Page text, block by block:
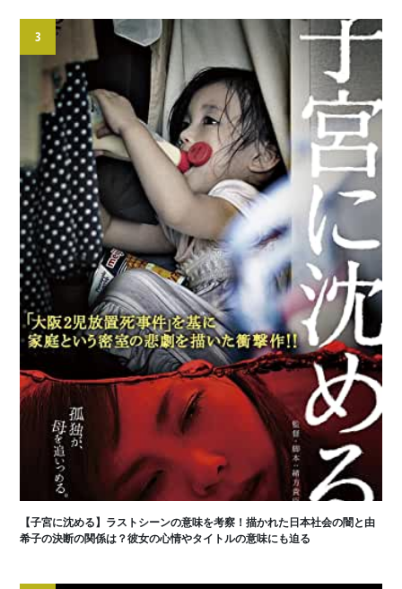
3
【子宮に沈める】ラストシーンの意味を考察！描かれた日本社会の闇と由
希子の決断の関係は？彼女の心情やタイトルの意味にも迫る